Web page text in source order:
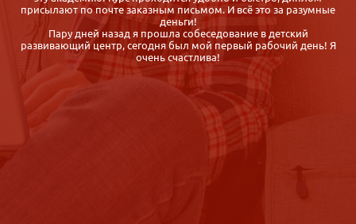
присылают по почте заказным письмом. И всё это за разумные
деньги!
Пару дней назад я прошла собеседование в детский
развивающий центр, сегодня был мой первый рабочий день! Я
очень счастлива!